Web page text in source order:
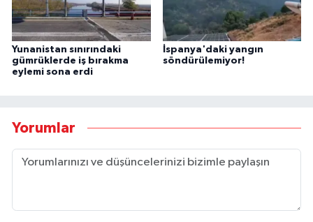
Yunanistan sınırındaki
gümrüklerde iş bırakma
eylemi sona erdi
İspanya'daki yangın
söndürülemiyor!
Yorumlar